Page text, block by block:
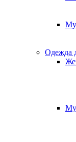
Одежда